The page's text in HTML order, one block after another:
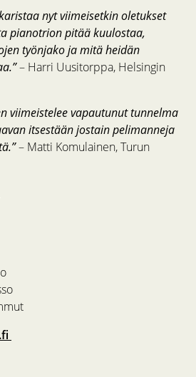
nyt viimeisetkin oletukset
pianotrion pitää kuulostaa,
työnjako ja mitä heidän
– Harri Uusitorppa, Helsingin
viimeistelee vapautunut tunnelma
itsestään jostain pelimanneja
– Matti Komulainen, Turun